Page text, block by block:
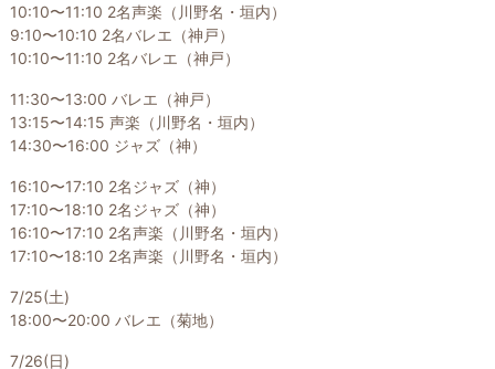
10:10〜11:10 2名声楽（川野名・垣内）
9:10〜10:10 2名バレエ（神戸）
10:10〜11:10 2名バレエ（神戸）
11:30〜13:00 バレエ（神戸）
13:15〜14:15 声楽（川野名・垣内）
14:30〜16:00 ジャズ（神）
16:10〜17:10 2名ジャズ（神）
17:10〜18:10 2名ジャズ（神）
16:10〜17:10 2名声楽（川野名・垣内）
17:10〜18:10 2名声楽（川野名・垣内）
7/25(土)
18:00〜20:00 バレエ（菊地）
7/26(日)